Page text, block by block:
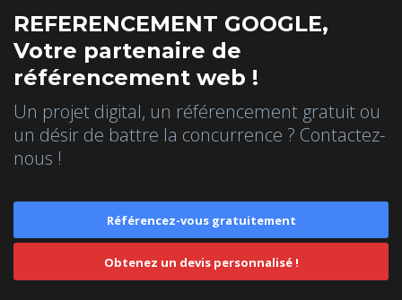
REFERENCEMENT GOOGLE,
Votre partenaire de
référencement web !
Un projet digital, un référencement gratuit ou
un désir de battre la concurrence ? Contactez-
nous !
Référencez-vous gratuitement
Obtenez un devis personnalisé !